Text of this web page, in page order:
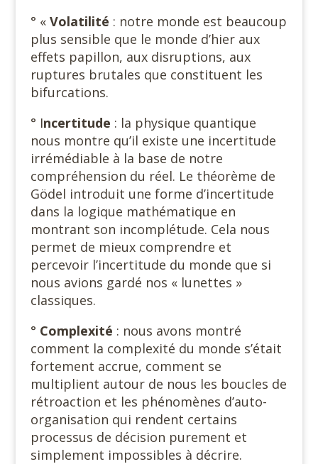
° « Volatilité : notre monde est beaucoup
plus sensible que le monde d’hier aux
effets papillon, aux disruptions, aux
ruptures brutales que constituent les
bifurcations.
° Incertitude : la physique quantique
nous montre qu’il existe une incertitude
irrémédiable à la base de notre
compréhension du réel. Le théorème de
Gödel introduit une forme d’incertitude
dans la logique mathématique en
montrant son incomplétude. Cela nous
permet de mieux comprendre et
percevoir l’incertitude du monde que si
nous avions gardé nos « lunettes »
classiques.
° Complexité : nous avons montré
comment la complexité du monde s’était
fortement accrue, comment se
multiplient autour de nous les boucles de
rétroaction et les phénomènes d’auto-
organisation qui rendent certains
processus de décision purement et
simplement impossibles à décrire.